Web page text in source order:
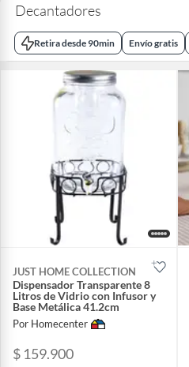
Decantadores
Retira desde 90min Envío gratis
JUST HOME COLLECTION
Dispensador Transparente 8
Litros de Vidrio con Infusor y
Base Metálica 41.2cm
Por Homecenter
$ 159.900